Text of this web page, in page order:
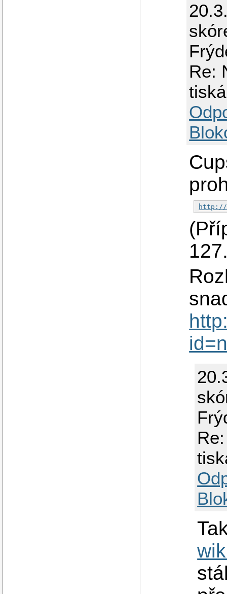
Re:
http://